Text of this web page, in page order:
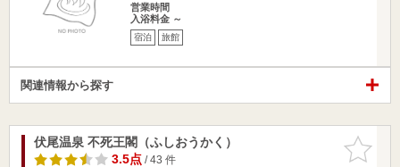
営業時間
入浴料金 ～
宿泊 旅館
関連情報から探す
お気に入
りに追加
伏尾温泉 不死王閣（ふしおうかく）
3.5点/ 43 件